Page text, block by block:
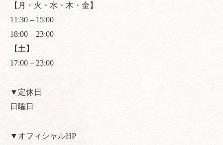
【月・火・水・木・金】
11:30 – 15:00
18:00 – 23:00
【土】
17:00 – 23:00
▼定休日
日曜日
▼オフィシャルHP